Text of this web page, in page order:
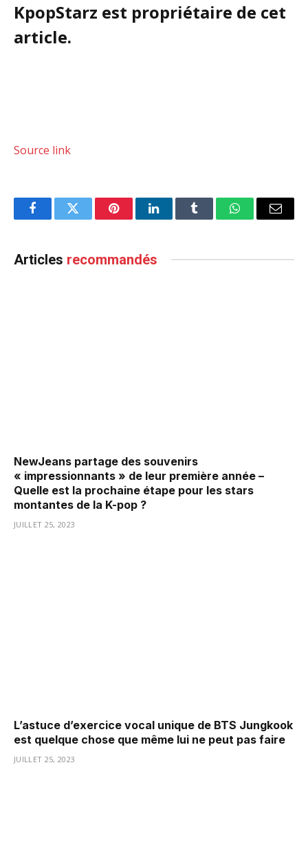
KpopStarz est propriétaire de cet
article.
Source link
FacebookTwitter PinterestLinkedInTumblr WhatsAppEmail
Articles recommandés
NewJeans partage des souvenirs
« impressionnants » de leur première année –
Quelle est la prochaine étape pour les stars
montantes de la K-pop ?
JUILLET 25, 2023
L’astuce d’exercice vocal unique de BTS Jungkook
est quelque chose que même lui ne peut pas faire
JUILLET 25, 2023